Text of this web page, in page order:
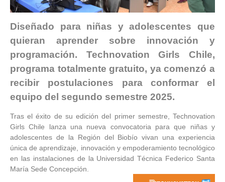
Diseñado para niñas y adolescentes que
quieran aprender sobre innovación y
programación. Technovation Girls Chile,
programa totalmente gratuito, ya comenzó a
recibir postulaciones para conformar el
equipo del segundo semestre 2025.
Tras el éxito de su edición del primer semestre, Technovation
Girls Chile lanza una nueva convocatoria para que niñas y
adolescentes de la Región del Biobío vivan una experiencia
única de aprendizaje, innovación y empoderamiento tecnológico
en las instalaciones de la Universidad Técnica Federico Santa
María Sede Concepción.